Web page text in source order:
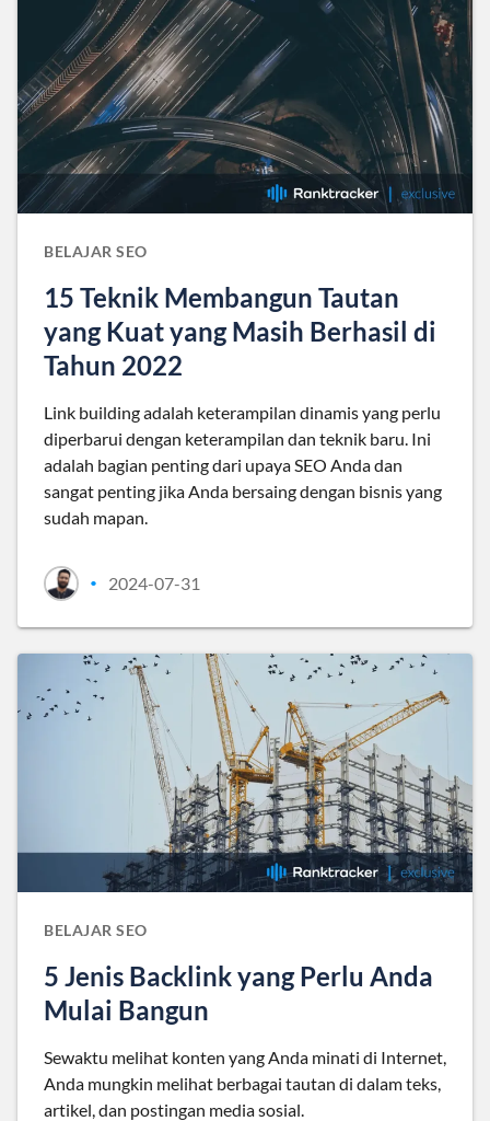
BELAJAR SEO
15 Teknik Membangun Tautan
yang Kuat yang Masih Berhasil di
Tahun 2022
Link building adalah keterampilan dinamis yang perlu
diperbarui dengan keterampilan dan teknik baru. Ini
adalah bagian penting dari upaya SEO Anda dan
sangat penting jika Anda bersaing dengan bisnis yang
sudah mapan.
• 2024-07-31
BELAJAR SEO
5 Jenis Backlink yang Perlu Anda
Mulai Bangun
Sewaktu melihat konten yang Anda minati di Internet,
Anda mungkin melihat berbagai tautan di dalam teks,
artikel, dan postingan media sosial.